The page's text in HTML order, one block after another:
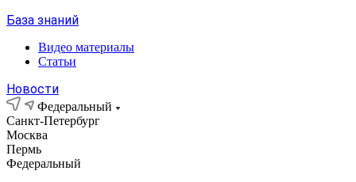
База знаний
Видео материалы
Статьи
Новости
Федеральный
Санкт-Петербург
Москва
Пермь
Федеральный